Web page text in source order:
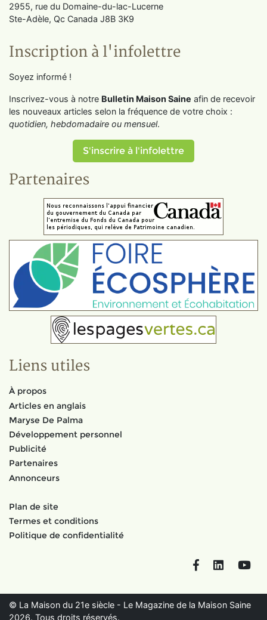
2955, rue du Domaine-du-lac-Lucerne
Ste-Adèle, Qc Canada J8B 3K9
Inscription à l'infolettre
Soyez informé !
Inscrivez-vous à notre Bulletin Maison Saine afin de recevoir
les nouveaux articles selon la fréquence de votre choix :
quotidien, hebdomadaire ou mensuel.
S'inscrire à l'infolettre
Partenaires
Liens utiles
À propos
Articles en anglais
Maryse De Palma
Développement personnel
Publicité
Partenaires
Annonceurs
Plan de site
Termes et conditions
Politique de confidentialité
FacebookLinkedIn
© La Maison du 21e siècle - Le Magazine de la Maison Saine
2026. Tous droits réservés.